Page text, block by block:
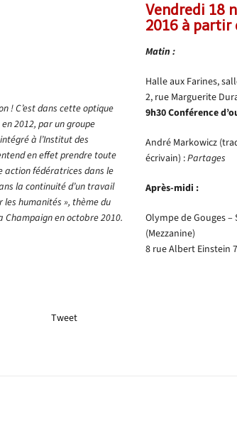
! C’est dans cette optique
2012, par un groupe
à l’Institut des
en effet prendre toute
action fédératrices dans le
la continuité d’un travail
humanités », thème du
Champaign en octobre 2010.
Vendredi 18
2016 à partir
Matin :
Halle aux Farines,
2, rue Marguerite
9h30 Conférence
André Markowicz
écrivain) :Partages
Après-midi :
Olympe de Gouges –
(Mezzanine)
8 rue Albert Einstein
Tweet